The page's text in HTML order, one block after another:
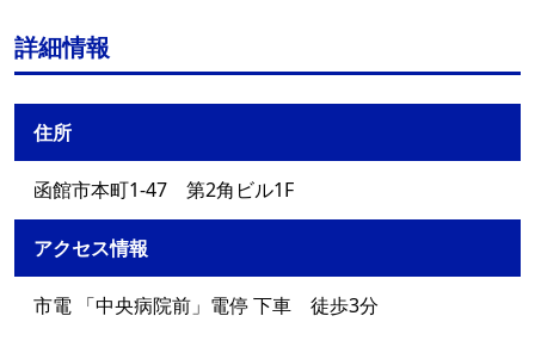
詳細情報
住所
函館市本町1-47 第2角ビル1F
アクセス情報
市電 「中央病院前」電停 下車 徒歩3分